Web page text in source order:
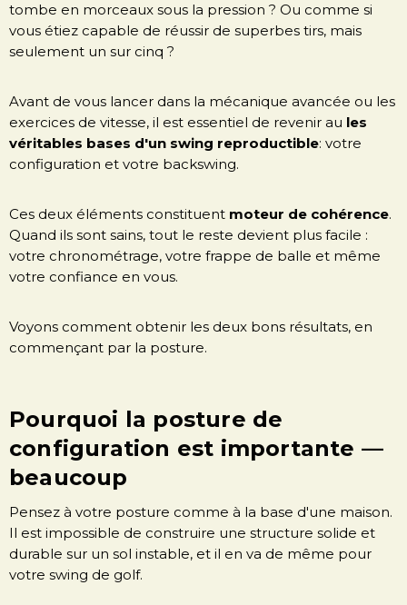
tombe en morceaux sous la pression ? Ou comme si
vous étiez capable de réussir de superbes tirs, mais
seulement un sur cinq ?
Avant de vous lancer dans la mécanique avancée ou les
exercices de vitesse, il est essentiel de revenir au les
véritables bases d'un swing reproductible: votre
configuration et votre backswing.
Ces deux éléments constituent moteur de cohérence.
Quand ils sont sains, tout le reste devient plus facile :
votre chronométrage, votre frappe de balle et même
votre confiance en vous.
Voyons comment obtenir les deux bons résultats, en
commençant par la posture.
Pourquoi la posture de
configuration est importante —
beaucoup
Pensez à votre posture comme à la base d'une maison.
Il est impossible de construire une structure solide et
durable sur un sol instable, et il en va de même pour
votre swing de golf.